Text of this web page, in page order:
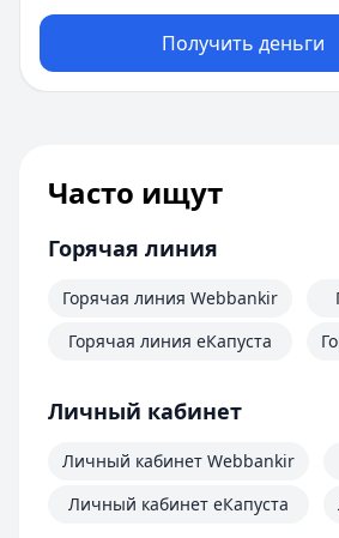
Получить деньги
Часто ищут
Горячая линия
Горячая линия Webbankir
Горячая линия еКапуста
Личный кабинет
Личный кабинет Webbankir
Личный кабинет еКапуста